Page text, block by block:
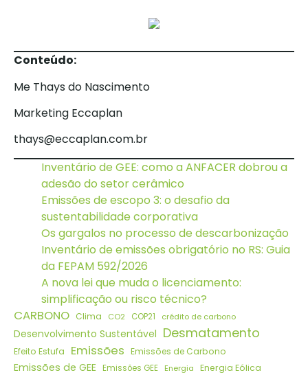
Conteúdo:
Me Thays do Nascimento
Marketing Eccaplan
thays@eccaplan.com.br
Inventário de GEE: como a ANFACER dobrou a
adesão do setor cerâmico
Emissões de escopo 3: o desafio da
sustentabilidade corporativa
Os gargalos no processo de descarbonização
Inventário de emissões obrigatório no RS: Guia
da FEPAM 592/2026
A nova lei que muda o licenciamento:
simplificação ou risco técnico?
CARBONO Clima CO2 COP21 crédito de carbono
Desenvolvimento Sustentável Desmatamento
Efeito Estufa Emissões Emissões de Carbono
Emissões de GEE Emissões GEE Energia Energia Eólica